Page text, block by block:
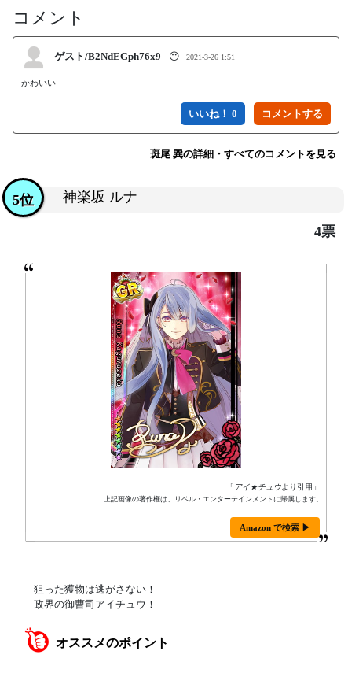
コメント
ゲスト/B2NdEGph76x9 😶 2021-3-26 1:51
かわいい
いいね！ 0
斑尾 巽の詳細・すべてのコメントを見る
神楽坂 ルナ
5位
4票
「 アイ★チュウより引用」
上記画像の著作権は、リベル・エンターテインメントに帰属します。
Amazon で検索 ▶
狙った獲物は逃がさない！
政界の御曹司アイチュウ！
オススメのポイント